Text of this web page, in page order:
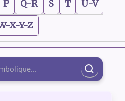
P Q-R S T
U-V
X-Y-Z